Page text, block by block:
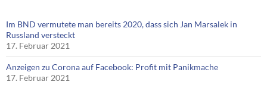
Im BND vermutete man bereits 2020, dass sich Jan Marsalek in
Russland versteckt
17. Februar 2021
Anzeigen zu Corona auf Facebook: Profit mit Panikmache
17. Februar 2021